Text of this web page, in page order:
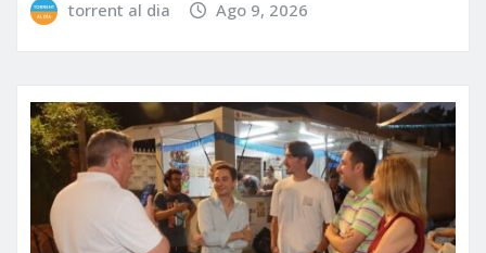
torrent al dia Ago 9, 2026